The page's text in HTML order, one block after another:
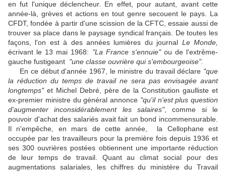
en fut l'unique déclencheur. En effet, pour autant, avant cette
année-là, grèves et actions en tout genre secouent le pays. La
CFDT, fondée à partir d'une scission de la CFTC, essaie aussi de
trouver sa place dans le paysage syndical français. De toutes les
façons, l'on est à des années lumières du journal Le Monde,
écrivant le 13 mai 1968: "La France s'ennuie"ou de l'extrême-
gauche fustigeant "une classe ouvrière qui s'embourgeoise".
En ce début d'année 1967, le ministre du travail déclare "que
la réduction du temps de travail ne sera pas envisagée avant
longtemps"et Michel Debré, père de la Constitution gaulliste et
ex-premier ministre du général annonce "qu'il n'est plus question
d'augmenter inconsidérablement les salaires", comme si le
pouvoir d'achat des salariés avait fait un bond incommensurable.
Il n'empêche, en mars de cette année, la Cellophane est
occupée par les travailleurs pour la première fois depuis 1936 et
ses 300 ouvrières postées obtiennent une importante réduction
de leur temps de travail. Quant au climat social pour des
augmentations salariales, les chiffres du ministère du Travail